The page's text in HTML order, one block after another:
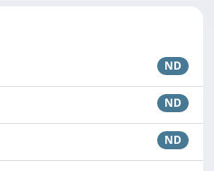
ND
ND
ND